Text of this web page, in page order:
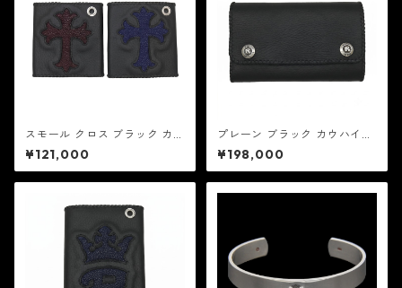
スモール クロス ブラック カウ
ハイド - スティングレイ：REI
D MFG リード エムエフジー
¥121,000
プレーン ブラック カウハイ
ド：REID MFG リード エムエ
フジー
¥198,000